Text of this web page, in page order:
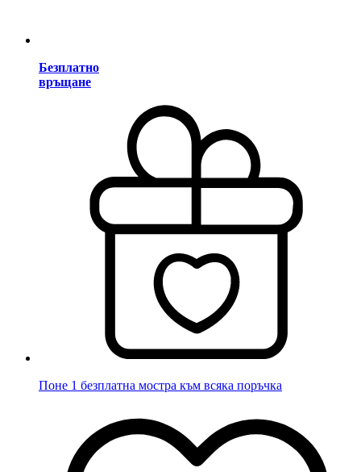
Безплатно
връщане
Поне 1 безплатна мостра към всяка поръчка